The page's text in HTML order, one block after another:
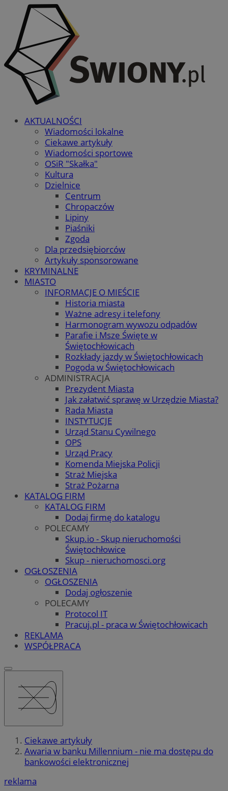
AKTUALNOŚCI
Wiadomości lokalne
Ciekawe artykuły
Wiadomości sportowe
OSiR "Skałka"
Kultura
Dzielnice
Centrum
Chropaczów
Lipiny
Piaśniki
Zgoda
Dla przedsiębiorców
Artykuły sponsorowane
KRYMINALNE
MIASTO
INFORMACJE O MIEŚCIE
Historia miasta
Ważne adresy i telefony
Harmonogram wywozu odpadów
Parafie i Msze Święte w
Świętochłowicach
Rozkłady jazdy w Świętochłowicach
Pogoda w Świętochłowicach
ADMINISTRACJA
Prezydent Miasta
Jak załatwić sprawę w Urzędzie Miasta?
Rada Miasta
INSTYTUCJE
Urząd Stanu Cywilnego
OPS
Urząd Pracy
Komenda Miejska Policji
Straż Miejska
Straż Pożarna
KATALOG FIRM
KATALOG FIRM
Dodaj firmę do katalogu
POLECAMY
Skup.io - Skup nieruchomości
Świętochłowice
Skup - nieruchomosci.org
OGŁOSZENIA
OGŁOSZENIA
Dodaj ogłoszenie
POLECAMY
Protocol IT
Pracuj.pl - praca w Świętochłowicach
REKLAMA
WSPÓŁPRACA
Ciekawe artykuły
Awaria w banku Millennium - nie ma dostępu do
bankowości elektronicznej
reklama